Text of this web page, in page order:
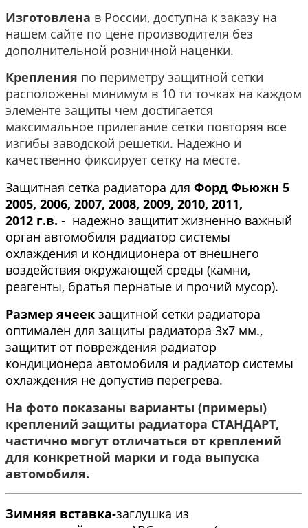
Изготовлена в России, доступна к заказу на
нашем сайте по цене производителя без
дополнительной розничной наценки.
Крепления по периметру защитной сетки
расположены минимум в 10 ти точках на каждом
элементе защиты чем достигается
максимальное прилегание сетки повторяя все
изгибы заводской решетки. Надежно и
качественно фиксирует сетку на месте.
Защитная сетка радиатора для Форд Фьюжн 5
2005, 2006, 2007, 2008, 2009, 2010, 2011,
2012 г.в. - надежно защитит жизненно важный
орган автомобиля радиатор системы
охлаждения и кондиционера от внешнего
воздействия окружающей среды (камни,
реагенты, братья пернатые и прочий мусор).
Размер ячеек защитной сетки радиатора
оптимален для защиты радиатора 3x7 мм.,
защитит от повреждения радиатор
кондиционера автомобиля и радиатор системы
охлаждения не допустив перегрева.
На фото показаны варианты (примеры)
креплений защиты радиатора СТАНДАРТ,
частично могут отличаться от креплений
для конкретной марки и года выпуска
автомобиля.​
Зимняя вставка-заглушка из